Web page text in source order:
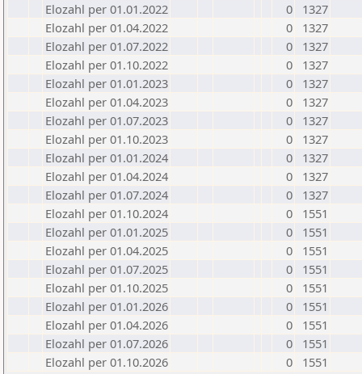
Elozahl per 01.01.2022
0
1327
Elozahl per 01.04.2022
0
1327
Elozahl per 01.07.2022
0
1327
Elozahl per 01.10.2022
0
1327
Elozahl per 01.01.2023
0
1327
Elozahl per 01.04.2023
0
1327
Elozahl per 01.07.2023
0
1327
Elozahl per 01.10.2023
0
1327
Elozahl per 01.01.2024
0
1327
Elozahl per 01.04.2024
0
1327
Elozahl per 01.07.2024
0
1327
Elozahl per 01.10.2024
0
1551
Elozahl per 01.01.2025
0
1551
Elozahl per 01.04.2025
0
1551
Elozahl per 01.07.2025
0
1551
Elozahl per 01.10.2025
0
1551
Elozahl per 01.01.2026
0
1551
Elozahl per 01.04.2026
0
1551
Elozahl per 01.07.2026
0
1551
Elozahl per 01.10.2026
0 1551